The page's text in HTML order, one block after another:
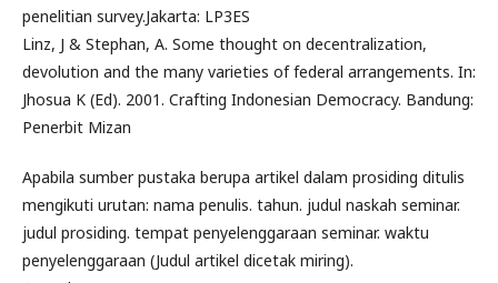
penelitian survey.Jakarta: LP3ES
Linz, J & Stephan, A. Some thought on decentralization,
devolution and the many varieties of federal arrangements. In:
Jhosua K (Ed). 2001. Crafting Indonesian Democracy. Bandung:
Penerbit Mizan
Apabila sumber pustaka berupa artikel dalam prosiding ditulis
mengikuti urutan: nama penulis. tahun. judul naskah seminar.
judul prosiding. tempat penyelenggaraan seminar. waktu
penyelenggaraan (Judul artikel dicetak miring).